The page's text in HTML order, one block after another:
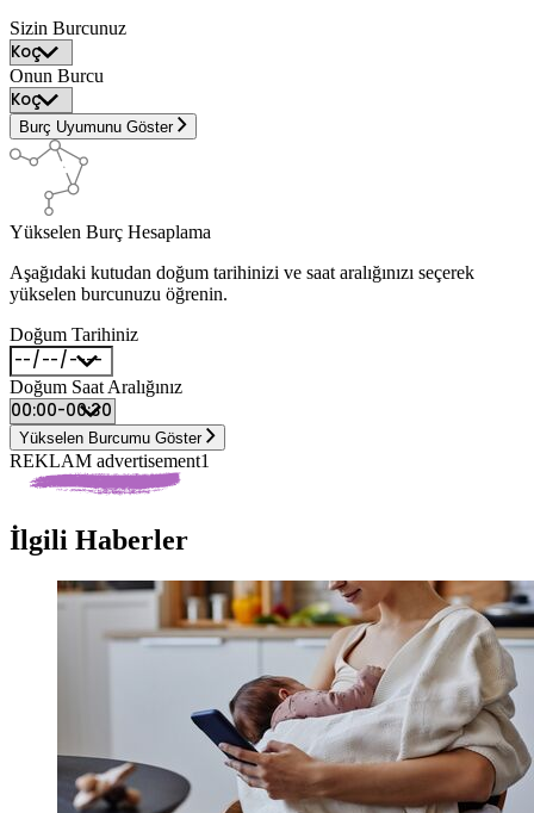
Sizin Burcunuz
Onun Burcu
Burç Uyumunu Göster
Yükselen Burç Hesaplama
Aşağıdaki kutudan doğum tarihinizi ve saat aralığınızı seçerek
yükselen burcunuzu öğrenin.
Doğum Tarihiniz
Doğum Saat Aralığınız
Yükselen Burcumu Göster
REKLAM advertisement1
İlgili Haberler